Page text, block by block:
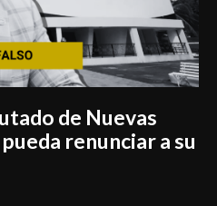
de Nuevas
renunciar a su